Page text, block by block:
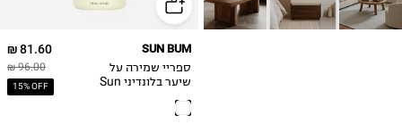
81.60 ₪
96.00 ₪
15% OFF
SUN BUM
ספריי שמירה על
שיער בלונדיני Sun
Lightener 118 mL /